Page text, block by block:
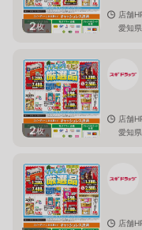
2枚
店舗
愛知
2枚
店舗
愛知
店舗